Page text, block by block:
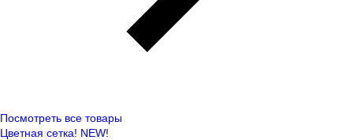
Посмотреть все товары
Цветная сетка! NEW!